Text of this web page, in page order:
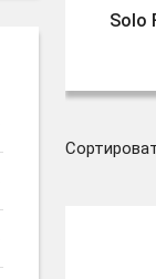
Solo